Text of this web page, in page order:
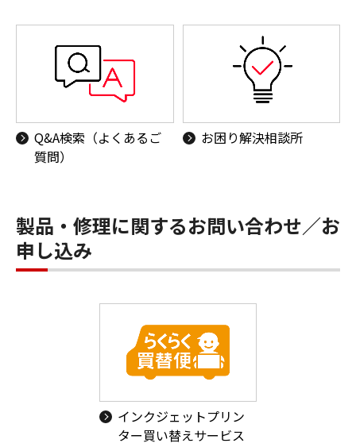
Q&A検索（よくあるご
質問）
お困り解決相談所
製品・修理に関するお問い合わせ／お
申し込み
インクジェットプリン
ター買い替えサービス